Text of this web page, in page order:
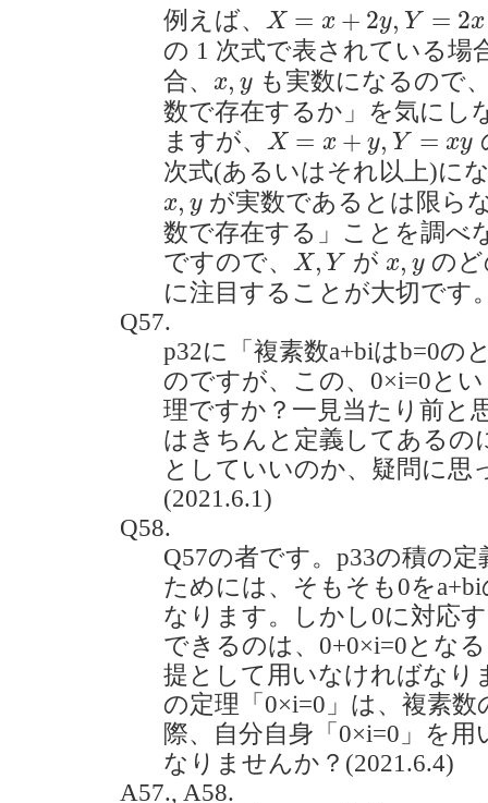
例えば、 X = x + 2y, Y = 2x
X= +2 y Y= 2x−
の 1 次式で表されている場
合、
x, y
x, y
も実数になるので
数で存在するか」を気にし
ますが、 X = x + y, Y = xy
X=x +y ,Y =xy
次式(あるいはそれ以上)に
x, y
x, y が実数であるとは限ら
数で存在する」ことを調べ
ですので、 X, Y
X,Y が x, y
x, y のど
に注目することが大切です
Q57.
p32に「複素数a+biはb=0
のですが、この、0×i=0と
理ですか？一見当たり前と
はきちんと定義してあるの
としていいのか、疑問に思
(2021.6.1)
Q58.
Q57の者です。p33の積の
ためには、そもそも0を
なります。しかし0に対応
できるのは、0+0×i=0とな
提として用いなければなり
の定理「0×i=0」は、複素
際、自分自身「0×i=0」を
なりませんか？(2021.6.4)
A57., A58.